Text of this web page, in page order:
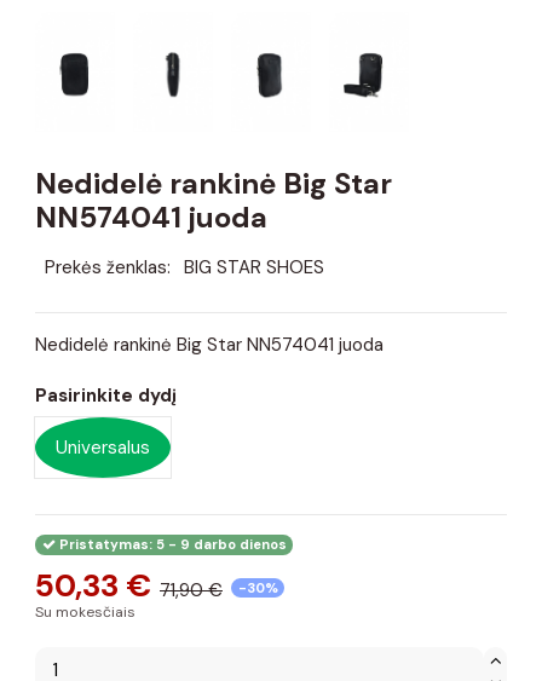
Nedidelė rankinė Big Star
NN574041 juoda
Prekės ženklas: BIG STAR SHOES
Nedidelė rankinė Big Star NN574041 juoda
Pasirinkite dydį
Universalus
Pristatymas: 5 - 9 darbo dienos
50,33 € 71,90 € -30%
Su mokesčiais